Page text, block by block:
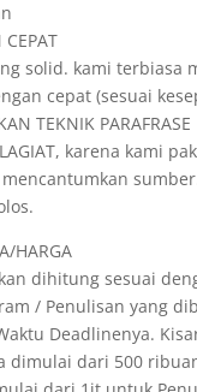
CEPAT
solid. kami terbiasa
cepat (sesuai
TEKNIK PARAFRASE
karena kami
HARGA
dihitung sesuai
/ Penulisan yang
Deadlinenya.
dimulai dari 500